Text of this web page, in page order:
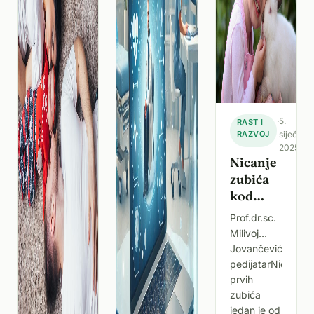
razumijevanje
jezika, te
kako taj ra
RAST I
RAZVOJ
·5.
siječnja
2025.
Nicanje
zubića
kod
beba
simptomi
savjeti i
kako
ublažiti
bol
Prof.dr.sc.
Milivoj
Jovančević,
pedijatarNicanje
prvih
zubića
jedan je od